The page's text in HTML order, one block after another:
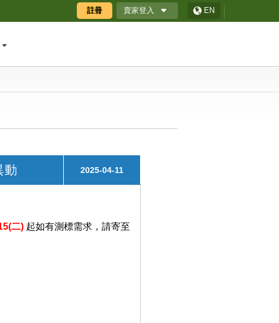
註冊 賣家登入 EN
動 2025-04-11
二) 起如有測標需求，請寄至